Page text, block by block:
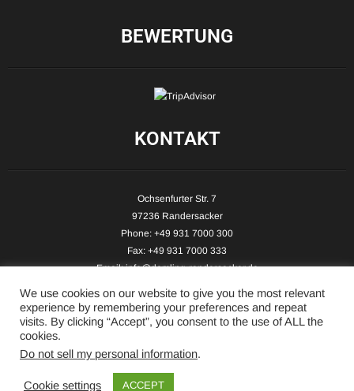
BEWERTUNG
KONTAKT
Ochsenfurter Str. 7
97236 Randersacker
Phone: +49 931 7000 300
Fax: +49 931 7000 333
Email:info@demling-randersacker.de
Copyright © 2026 Hotel-Café Demling - All Rights Reserved.
We use cookies on our website to give you the most relevant
experience by remembering your preferences and repeat
visits. By clicking “Accept”, you consent to the use of ALL the
cookies.
Do not sell my personal information.
Cookie settings ACCEPT